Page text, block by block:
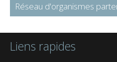
Réseau d'organismes
Liens rapides